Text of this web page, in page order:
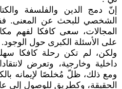
إنّ دمج الدين والفلسفة
الشخصي للبحث عن المعنى.
المجالات، سعى كافكا لفهم
على الأسئلة الكبرى حول الوجود.
ولكن، لم تكن رحلة كافكا
داخلية وخارجية، وتعرض
ومع ذلك، ظلّ مُخلصًا لإيمانه
الحقيقة، وكطريق للوصول إلى